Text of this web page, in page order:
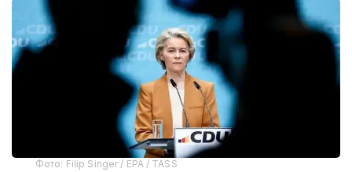
Фото: Filip Singer / EPA / TASS